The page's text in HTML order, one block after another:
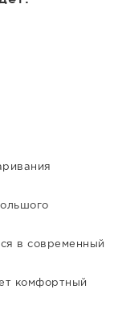
в современный
комфортный